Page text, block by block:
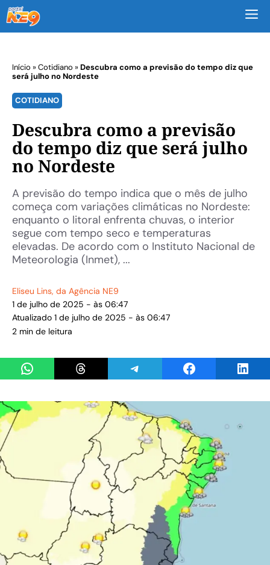
Início »Cotidiano »Descubra como a previsão do tempo diz que
será julho no Nordeste
COTIDIANO
Descubra como a previsão
do tempo diz que será julho
no Nordeste
A previsão do tempo indica que o mês de julho
começa com variações climáticas no Nordeste:
enquanto o litoral enfrenta chuvas, o interior
segue com tempo seco e temperaturas
elevadas. De acordo com o Instituto Nacional de
Meteorologia (Inmet), ...
Eliseu Lins, da Agência NE9
1 de julho de 2025 - às 06:47
Atualizado 1 de julho de 2025 - às 06:47
2 min de leitura
Share on WhatsAppShare on ThreadsShare on TelegramShare on Facebook